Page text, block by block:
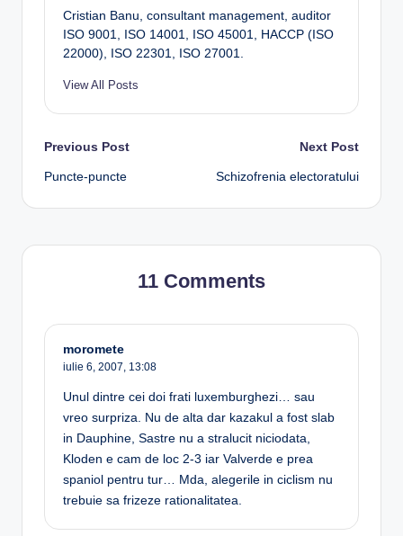
Cristian Banu, consultant management, auditor
ISO 9001, ISO 14001, ISO 45001, HACCP (ISO
22000), ISO 22301, ISO 27001.
View All Posts
Post
navigation
Previous Post
Puncte-puncte
Next Post
Schizofrenia electoratului
11 Comments
moromete
iulie 6, 2007, 13:08
Unul dintre cei doi frati luxemburghezi… sau
vreo surpriza. Nu de alta dar kazakul a fost slab
in Dauphine, Sastre nu a stralucit niciodata,
Kloden e cam de loc 2-3 iar Valverde e prea
spaniol pentru tur… Mda, alegerile in ciclism nu
trebuie sa frizeze rationalitatea.